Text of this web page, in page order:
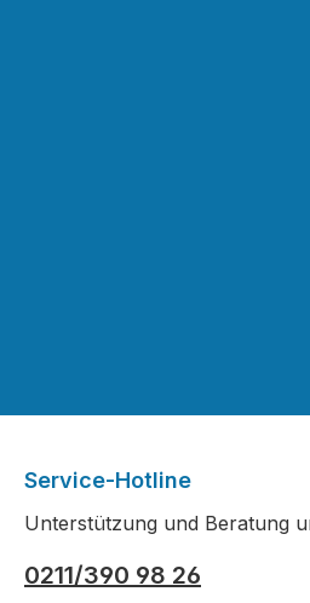
Service-Hotline
Unterstützung und Beratung
0211/390 98 26